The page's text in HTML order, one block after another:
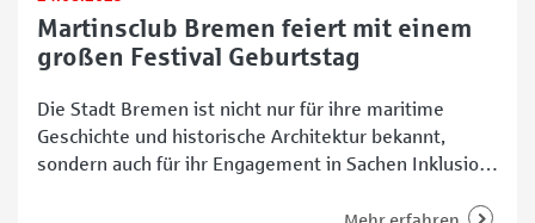
Martinsclub Bremen feiert mit einem
großen Festival Geburtstag
Die Stadt Bremen ist nicht nur für ihre maritime
Geschichte und historische Architektur bekannt,
sondern auch für ihr Engagement in Sachen Inklusion
unermüdlich für diese Werte einsetzt, ist